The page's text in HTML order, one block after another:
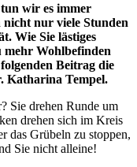
wir es immer
nur viele Stunden
Wie Sie lästiges
mehr Wohlbefinden
Beitrag die
Katharina Tempel.
Sie drehen Runde um
drehen sich im Kreis
das Grübeln zu stoppen,
Sie nicht alleine!